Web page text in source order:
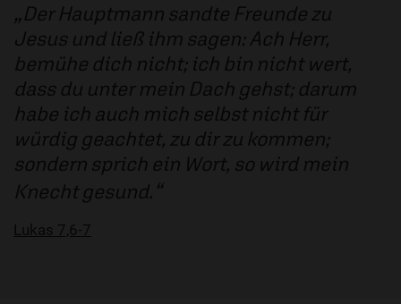
Der Hauptmann sandte Freunde zu
Jesus und ließ ihm sagen: Ach Herr,
bemühe dich nicht; ich bin nicht wert,
dass du unter mein Dach gehst; darum
habe ich auch mich selbst nicht für
würdig geachtet, zu dir zu kommen;
sondern sprich ein Wort, so wird mein
Knecht gesund.
Lukas 7,6-7